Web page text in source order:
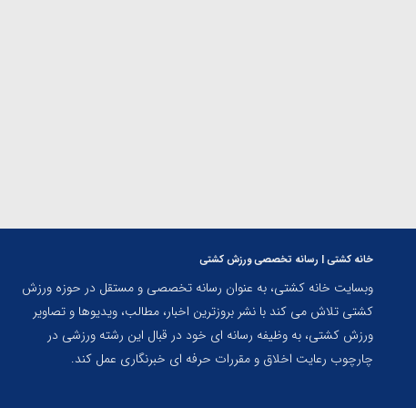
خانه کشتی | رسانه تخصصی ورزش کشتی
وبسایت خانه کشتی، به عنوان رسانه تخصصی و مستقل در حوزه ورزش
کشتی تلاش می کند با نشر بروزترین اخبار، مطالب، ویدیوها و تصاویر
ورزش کشتی، به وظیفه رسانه ای خود در قبال این رشته ورزشی در
چارچوب رعایت اخلاق و مقررات حرفه ای خبرنگاری عمل کند.